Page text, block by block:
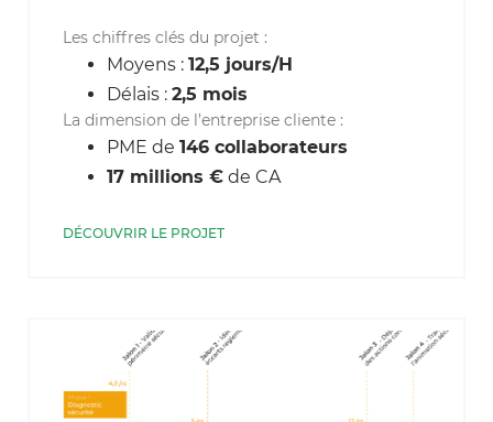
Les chiffres clés du projet :
Moyens : 12,5 jours/H
Délais : 2,5 mois
La dimension de l’entreprise cliente :
PME de 146 collaborateurs
17 millions € de CA
DÉCOUVRIR LE PROJET